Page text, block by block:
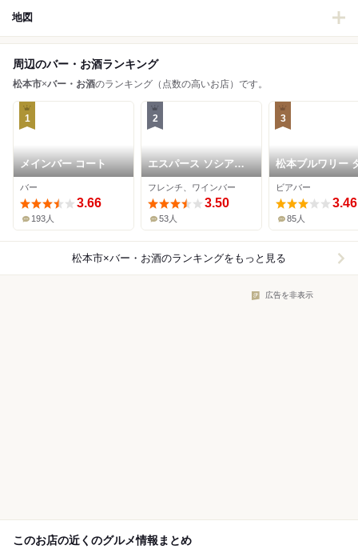
地図
周辺のバー・お酒ランキング
松本市×バー・お酒のランキング（点数の高いお店）です。
1
メインバー コート
バー
3.66
193人
2
エスパース ソシアル
ル サロン
フレンチ、ワインバー
3.50
53人
3
松本ブルワリー
プルーム 中町店
ビアバー
3.46
85人
松本市×バー・お酒のランキングをもっと見る
広告を非表示
このお店の近くのグルメ情報まとめ